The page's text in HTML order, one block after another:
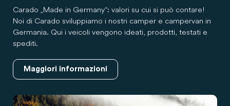
Carado „Made in Germany“: valori su cui si può contare!
Noi di Carado sviluppiamo i nostri camper e campervan in
Germania. Qui i veicoli vengono ideati, prodotti, testati e
spediti.
Maggiori informazioni